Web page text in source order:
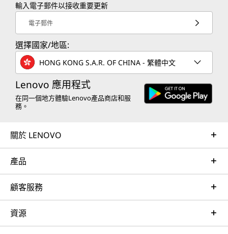
輸入電子郵件以接收重要更新
電子郵件
選擇國家/地區:
HONG KONG S.A.R. OF CHINA - 繁體中文
Lenovo 應用程式
在同一個地方體驗Lenovo產品商店和服
務。
關於 LENOVO
產品
顧客服務
資源